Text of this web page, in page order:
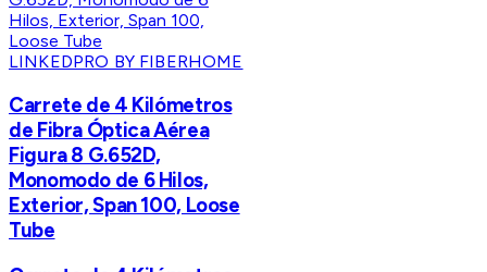
LINKEDPRO BY FIBERHOME
Carrete de 4 Kilómetros
de Fibra Óptica Aérea
Figura 8 G.652D,
Monomodo de 6 Hilos,
Exterior, Span 100, Loose
Tube